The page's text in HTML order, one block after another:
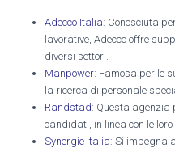
Adecco Italia: Conosciuta
lavorative , Adecco offre
diversi settori.
Manpower: Famosa per le
la ricerca di personale
Randstad: Questa agenzia
candidati, in linea con le
Synergie Italia: Si impegna